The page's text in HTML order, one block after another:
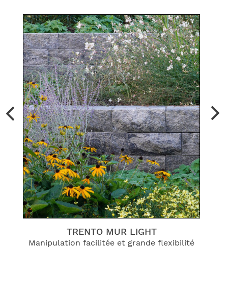
TRENTO MUR LIGHT
Manipulation facilitée et grande flexibilité